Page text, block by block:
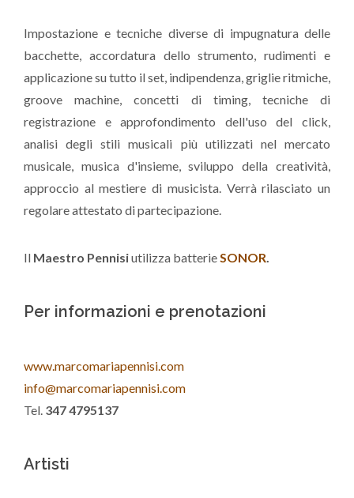
Impostazione e tecniche diverse di impugnatura delle
bacchette, accordatura dello strumento, rudimenti e
applicazione su tutto il set, indipendenza, griglie ritmiche,
groove machine, concetti di timing, tecniche di
registrazione e approfondimento dell'uso del click,
analisi degli stili musicali più utilizzati nel mercato
musicale, musica d'insieme, sviluppo della creatività,
approccio al mestiere di musicista. Verrà rilasciato un
regolare attestato di partecipazione.
Il Maestro Pennisiutilizza batterieSONOR.
Per informazioni e prenotazioni
www.marcomariapennisi.com
info@marcomariapennisi.com
Tel. 347 4795137
Artisti